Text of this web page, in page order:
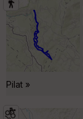
Pilat »